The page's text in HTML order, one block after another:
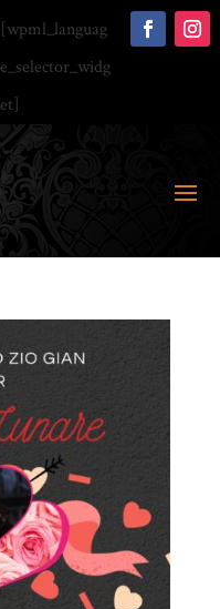
[wpml_languag
e_selector_widg
et]